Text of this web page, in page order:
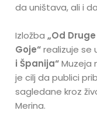
da uništava, ali i
Izložba„Od
Goje“realizuje se
i Španija“Muzeja
je cilj da publici
sagledane kroz
Merina.